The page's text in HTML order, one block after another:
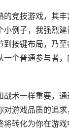
竞技游戏，其
例子，我强烈
按键布局，乃
个普通参与者
术一样重要，
游戏品质的追求
转化为你在游戏